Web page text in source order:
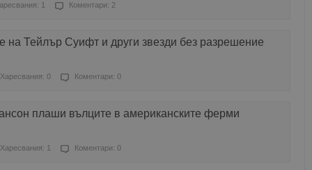
1 Коментари: 2
на Тейлър Суифт и други звезди без разрешение
Харесвания: 0 Коментари: 0
плаши вълците в американските ферми
Харесвания: 1 Коментари: 0